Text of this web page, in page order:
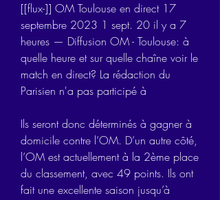
[[flux-]] OM Toulouse en direct 17
septembre 2023 1 sept. 20 il y a 7
heures — Diffusion OM - Toulouse: à
quelle heure et sur quelle chaîne voir le
match en direct? La rédaction du
Parisien n'a pas participé à
Ils seront donc déterminés à gagner à
domicile contre l’OM. D’un autre côté,
l’OM est actuellement à la 2ème place
du classement, avec 49 points. Ils ont
fait une excellente saison jusqu’à